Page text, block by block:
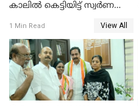
കാലിൽ കെട്ടിയിട്ട് സ്വർണവും
കൊച്ചുമകനും സുഹൃത്തും
അറസ്റ്റിൽ
1 Min Read View All